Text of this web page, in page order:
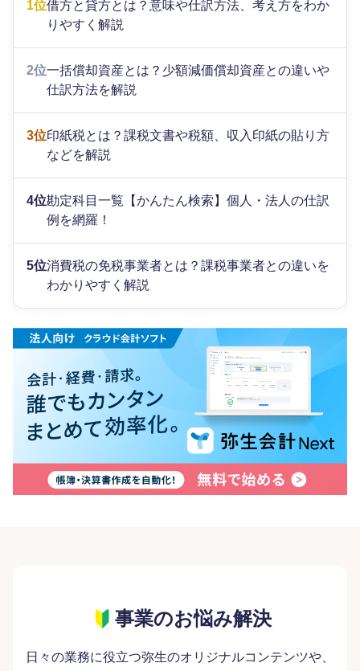
1位借方と貸方とは？意味や仕訳方法、考え方をわか
りやすく解説
2位一括償却資産とは？少額減価償却資産との違いや
仕訳方法を解説
3位印紙税とは？課税文書や税額、収入印紙の貼り方
などを解説
4位勘定科目一覧【かんたん検索】個人・法人の仕訳
例を網羅！
5位消費税の免税事業者とは？課税事業者との違いを
わかりやすく解説
事業のお悩み解決
日々の業務に役立つ弥生のオリジナルコンテンツや、